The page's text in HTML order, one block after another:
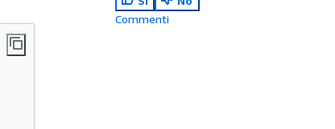
Commenti